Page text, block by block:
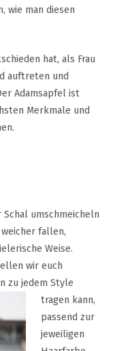
wie man diesen
hat, als Frau
auftreten und
Adamsapfel ist
Merkmale und
umschmeicheln
fallen,
Weise.
wir euch
zu jedem Style
tragen kann,
passend zur
jeweiligen